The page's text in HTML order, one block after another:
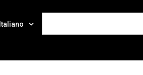
Italiano